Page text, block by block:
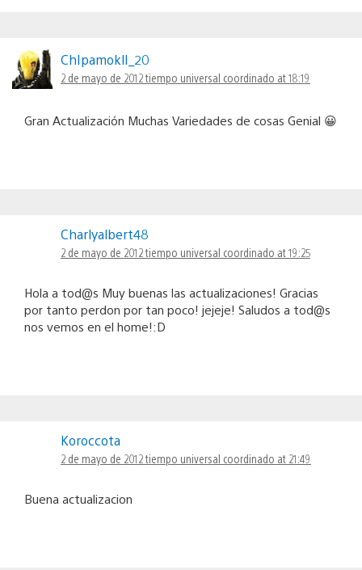
ChIpamoklI_20
2 de mayo de 2012 tiempo universal coordinado at 18:19
Gran Actualización Muchas Variedades de cosas Genial 😀
Charlyalbert48
2 de mayo de 2012 tiempo universal coordinado at 19:25
Hola a tod@s Muy buenas las actualizaciones! Gracias
por tanto perdon por tan poco! jejeje! Saludos a tod@s
nos vemos en el home!:D
Koroccota
2 de mayo de 2012 tiempo universal coordinado at 21:49
Buena actualizacion